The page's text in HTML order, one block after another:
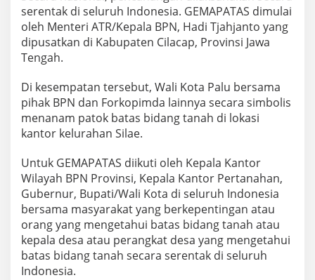
serentak di seluruh Indonesia. GEMAPATAS dimulai
oleh Menteri ATR/Kepala BPN, Hadi Tjahjanto yang
dipusatkan di Kabupaten Cilacap, Provinsi Jawa
Tengah.
Di kesempatan tersebut, Wali Kota Palu bersama
pihak BPN dan Forkopimda lainnya secara simbolis
menanam patok batas bidang tanah di lokasi
kantor kelurahan Silae.
Untuk GEMAPATAS diikuti oleh Kepala Kantor
Wilayah BPN Provinsi, Kepala Kantor Pertanahan,
Gubernur, Bupati/Wali Kota di seluruh Indonesia
bersama masyarakat yang berkepentingan atau
orang yang mengetahui batas bidang tanah atau
kepala desa atau perangkat desa yang mengetahui
batas bidang tanah secara serentak di seluruh
Indonesia.